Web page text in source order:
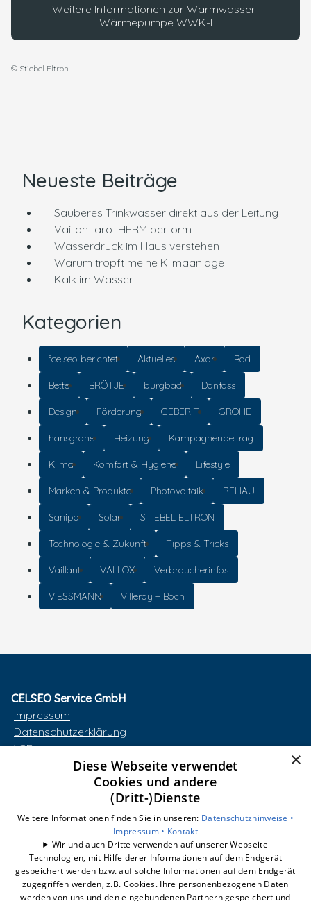
Weitere Informationen zur Warmwasser-
Wärmepumpe WWK-I
© Stiebel Eltron
Neueste Beiträge
Sauberes Trinkwasser direkt aus der Leitung
Vaillant aroTHERM perform
Wasserdruck im Haus verstehen
Warum tropft meine Klimaanlage
Kalk im Wasser
Kategorien
°celseo berichtet Aktuelles Axor Bad
Bette BRÖTJE burgbad Danfoss
Design Förderung GEBERIT GROHE
hansgrohe Heizung Kampagnenbeitrag
Klima Komfort & Hygiene Lifestyle
Marken & Produkte Photovoltaik REHAU
Sanipa Solar STIEBEL ELTRON
Technologie & Zukunft Tipps & Tricks
Vaillant VALLOX Verbraucherinfos
VIESSMANN Villeroy + Boch
CELSEO Service GmbH
Impressum
Datenschutzerklärung
AGB
Barrierefreiheitserklärung
smart-box
Photovoltaik
Dynamischer Stromtarif
E-Mobilität
×
Diese Webseite verwendet
Cookies und andere
(Dritt-)Dienste
Weitere Informationen finden Sie in unseren: Datenschutzhinweise •
Impressum • Kontakt
Wir und auch Dritte verwenden auf unserer Webseite
Technologien, mit Hilfe derer Informationen auf dem Endgerät
gespeichert werden bzw. auf solche Informationen auf dem Endgerät
zugegriffen werden, z.B. Cookies. Ihre personenbezogenen Daten
werden von uns und den eingebundenen Partnern gespeichert und